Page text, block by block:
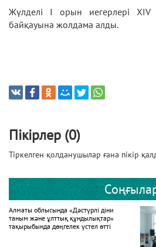
Жүлделі І орын иегерлері ХІV
байқауына жолдама алды.
Пікірлер (0)
Тіркелген қолданушылар ғана пікір
Алматы облысында «Дәстүрлі діни
таным және ұлттық құндылықтар»
тақырыбында дөңгелек үстел өтті